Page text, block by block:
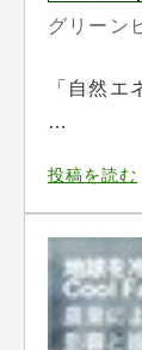
グリーン
「自然エ
…
投稿を読む